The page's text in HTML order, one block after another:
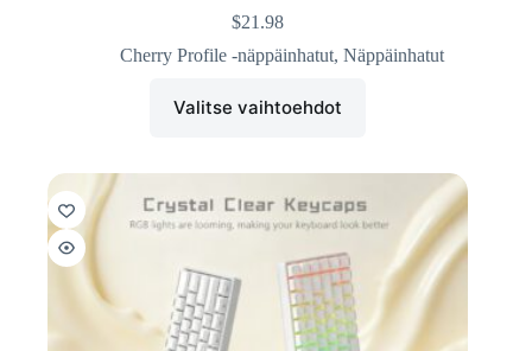
$21.98
Cherry Profile -näppäinhatut, Näppäinhatut
Valitse vaihtoehdot